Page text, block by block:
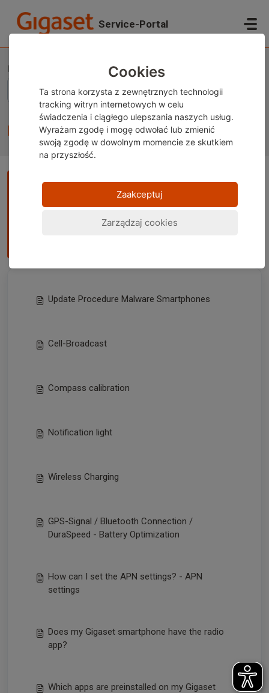
Service-Portal
Kwestie techniczne (42)
Uwaga:Ta treść jest obecnie dostępna wyłącznie w języku
niemieckim i angielskim. Możesz skorzystać z wbudowanej
funkcji tłumaczenia w przeglądarce, aby wyświetlić stronę
w wybranym języku. Instrukcje są dostępne dla
Update Procedure Malware Smartphones
Cell-Broadcast
Compass calibration
Notification light
Wireless Charging
GPS-Signal / Bluetooth Connection /
DuraSpeed - Battery Optimization
How can I set the APN settings? - APN
settings
Does my Gigaset smartphone have the radio
app?
Which apps are preinstalled on my Gigaset
Cookies
Ta strona korzysta z zewnętrznych technologii
tracking witryn internetowych w celu
świadczenia i ciągłego ulepszania naszych usług.
Wyrażam zgodę i mogę odwołać lub zmienić
swoją zgodę w dowolnym momencie ze skutkiem
na przyszłość.
Zaakceptuj
Zarządzaj cookies